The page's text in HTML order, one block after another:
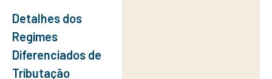
Micro e
Pequenas
Empresas
Detalhes dos
Regimes
Diferenciados de
Tributação